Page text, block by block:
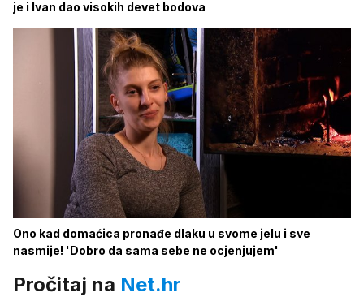
je i Ivan dao visokih devet bodova
Ono kad domaćica pronađe dlaku u svome jelu i sve
nasmije! 'Dobro da sama sebe ne ocjenjujem'
Pročitaj na Net.hr